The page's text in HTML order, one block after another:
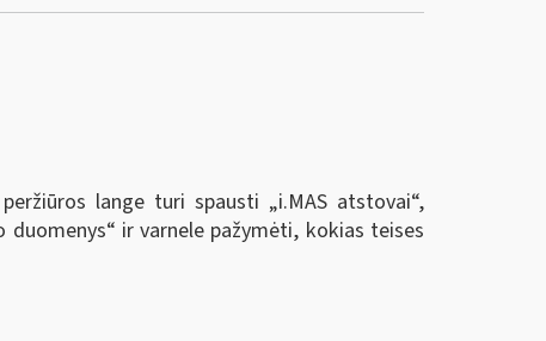
lange turi spausti „i.MAS atstovai“,
duomenys“ ir varnele pažymėti, kokias teises